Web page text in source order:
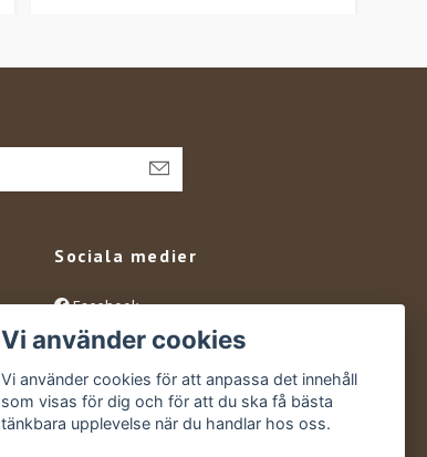
Sociala medier
Facebook
Instagram
YouTube
Vi använder cookies
Vi använder cookies för att anpassa det innehåll
som visas för dig och för att du ska få bästa
tänkbara upplevelse när du handlar hos oss.